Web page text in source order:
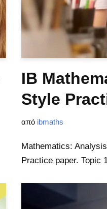
IB
Style
από ibmaths
Mathematics:
Practice paper. Topic